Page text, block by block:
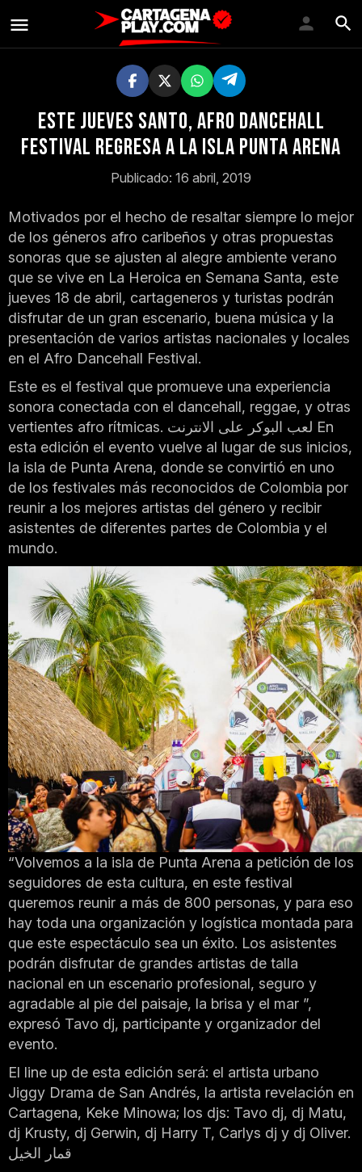
Este Jueves Santo, Afro Dancehall
Festival regresa a la isla Punta Arena
Publicado: 16 abril, 2019
Motivados por el hecho de resaltar siempre lo mejor
de los géneros afro caribeños y otras propuestas
sonoras que se ajusten al alegre ambiente verano
que se vive en La Heroica en Semana Santa, este
jueves 18 de abril, cartageneros y turistas podrán
disfrutar de un gran escenario, buena música y la
presentación de varios artistas nacionales y locales
en el Afro Dancehall Festival.
Este es el festival que promueve una experiencia
sonora conectada con el dancehall, reggae, y otras
vertientes afro rítmicas. لعب البوكر على الانترنت En
esta edición el evento vuelve al lugar de sus inicios,
la isla de Punta Arena, donde se convirtió en uno
de los festivales más reconocidos de Colombia por
reunir a los mejores artistas del género y recibir
asistentes de diferentes partes de Colombia y el
mundo.
“Volvemos a la isla de Punta Arena a petición de los
seguidores de esta cultura, en este festival
queremos reunir a más de 800 personas, y para eso
hay toda una organización y logística montada para
que este espectáculo sea un éxito. Los asistentes
podrán disfrutar de grandes artistas de talla
nacional en un escenario profesional, seguro y
agradable al pie del paisaje, la brisa y el mar ”,
expresó Tavo dj, participante y organizador del
evento.
El line up de esta edición será: el artista urbano
Jiggy Drama de San Andrés, la artista revelación en
Cartagena, Keke Minowa; los djs: Tavo dj, dj Matu,
dj Krusty, dj Gerwin, dj Harry T, Carlys dj y dj Oliver.
قمار الخيل